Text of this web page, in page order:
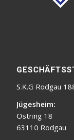
S.K.G Rodgau
Jügesheim:
Ostring 18
63110 Rodgau